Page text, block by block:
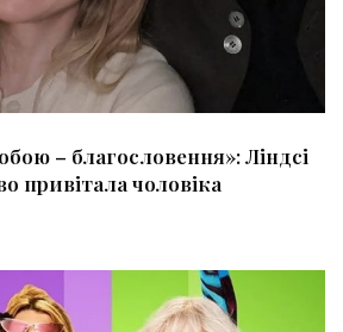
– благословення»: Ліндсі
привітала чоловіка